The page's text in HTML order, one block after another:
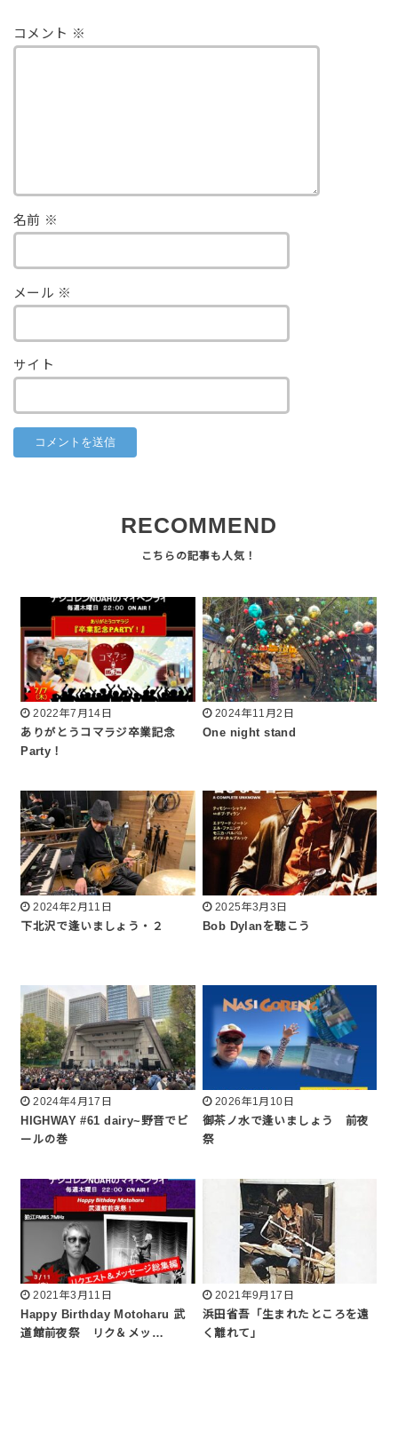
コメント ※
名前 ※
メール ※
サイト
RECOMMEND
2022年7月14日
ありがとうコマラジ卒業記念
Party！
2024年11月2日
One night stand
2024年2月11日
下北沢で逢いましょう・２
2025年3月3日
Bob Dylanを聴こう
2024年4月17日
HIGHWAY #61 dairy~野音でビ
ールの巻
2026年1月10日
御茶ノ水で逢いましょう 前夜
祭
2021年3月11日
Happy Birthday Motoharu 武
道館前夜祭 リク＆メッ…
2021年9月17日
浜田省吾「生まれたところを遠
く離れて」